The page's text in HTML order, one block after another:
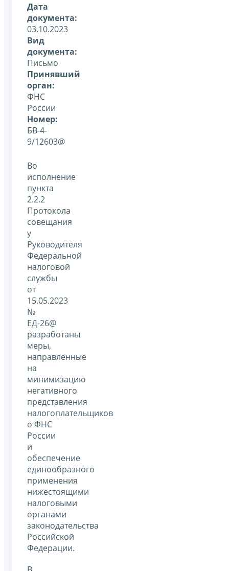
Дата
документа:
03.10.2023
Вид
документа:
Письмо
Принявший
орган:
ФНС
России
Номер:
БВ-4-
9/12603@
Во
исполнение
пункта
2.2.2
Протокола
совещания
у
Руководителя
Федеральной
налоговой
службы
от
15.05.2023
№
ЕД-26@
разработаны
меры,
направленные
на
минимизацию
негативного
представления
налогоплательщиков
о ФНС
России
и
обеспечение
единообразного
применения
нижестоящими
налоговыми
органами
законодательства
Российской
Федерации.